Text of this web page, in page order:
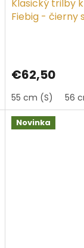
59 cm (L) 60
Klasický trilby
Fiebig - čierny
€62,50
55 cm (S) 56
Novinka